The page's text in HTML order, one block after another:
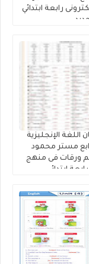
رابعة ابتدائي
اللغة الإنجليزية
مستر محمود
ورقات فى منهج
ابتدائي